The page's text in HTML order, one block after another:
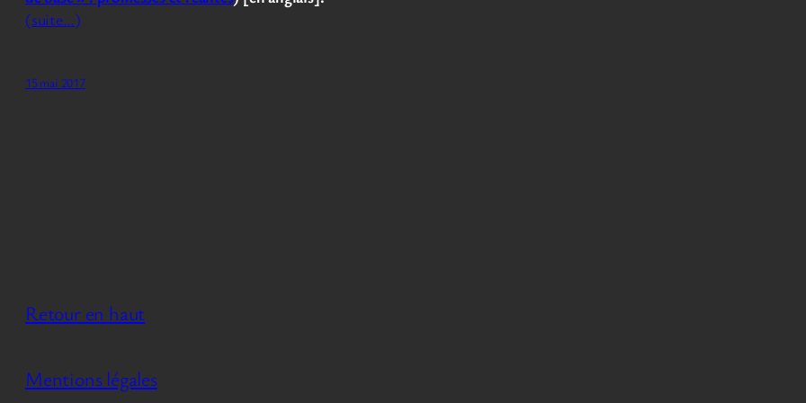
(suite…)
15 mai 2017
Retour en haut
Mentions légales